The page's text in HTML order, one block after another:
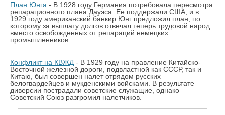
План Юнга - В 1928 году Германия потребовала пересмотра
репарационного плана Дауэса. Ее поддержали США, и в
1929 году американский банкир Юнг предложил план, по
которому за выплату долгов отвечал теперь трудовой народ
вместо освобожденных от репараций немецких
промышленников
Конфликт на КВЖД - В 1929 году на правление Китайско-
Восточной железной дороги, подвластной как СССР, так и
Китаю, был совершен налет отрядом русских
белогвардейцев и мукденскими войсками. В результате
диверсии пострадали советские служащие, однако
Советский Союз разгромил налетчиков.